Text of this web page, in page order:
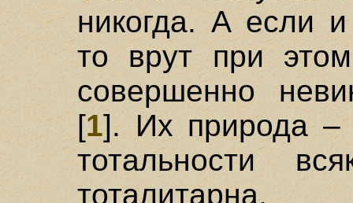
никогда. А если и
то врут при
совершенно
[1]. Их природа –
тотальности